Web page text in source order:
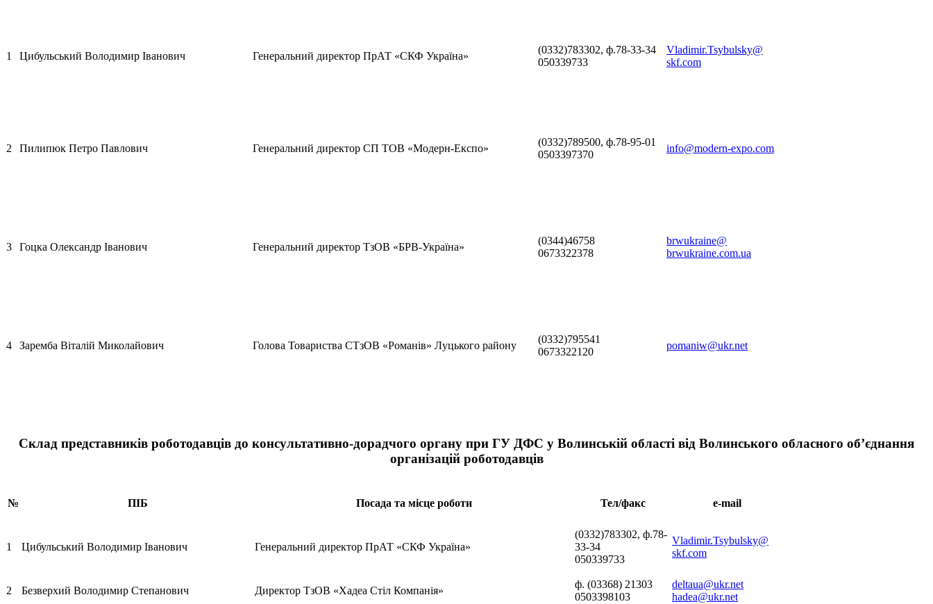
1 Цибульський Володимир Іванович Генеральний дирек­тор ПрАТ «СКФ Україна»
(0332)783302, ф.78-33-34
050339733
Vladimir.Tsybulsky@
skf.com
2 Пилипюк Петро Павлович Генеральний директор СП ТОВ «Модерн-Експо»
(0332)789500, ф.78-95-01
0503397370
info@modern-expo.com
3 Гоцка Олександр Іванович Генеральний директор ТзОВ «БРВ-Україна»
(0344)46758
0673322378
brwukraine@
brwukraine.com.ua
4 Заремба Віталій Миколайович Голова Товариства СТзОВ «Романів» Луцького району
(0332)795541
0673322120
pomaniw@ukr.net
Склад представників роботодавців до консультативно-дорадчого органу при ГУ ДФС у Волинській області від Волинського обласного об’єднання
організацій роботодавців
№ ПІБ Посада та місце роботи Тел/факс e-mail
1 Цибульський Володимир Іванович Генеральний дирек­тор ПрАТ «СКФ Україна»
(0332)783302, ф.78-
33-34
050339733
Vladimir.Tsybulsky@
skf.com
2 Безверхий Володимир Степанович Директор ТзОВ «Хадеа Стіл Компанія»
ф. (03368) 21303
0503398103
deltaua@ukr.net
hadea@ukr.net